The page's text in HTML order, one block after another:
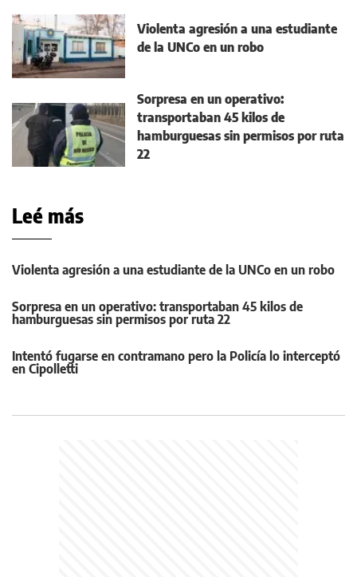
Violenta agresión a una estudiante
de la UNCo en un robo
Sorpresa en un operativo:
transportaban 45 kilos de
hamburguesas sin permisos por ruta
22
Leé más
Violenta agresión a una estudiante de la UNCo en un robo
Sorpresa en un operativo: transportaban 45 kilos de
hamburguesas sin permisos por ruta 22
Intentó fugarse en contramano pero la Policía lo interceptó
en Cipolletti